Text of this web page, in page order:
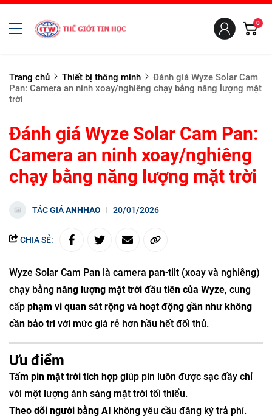
0
Trang chủ Thiết bị thông minh
Đánh giá Wyze Solar Cam
Pan: Camera an ninh xoay/nghiêng chạy bằng năng lượng mặt
trời
Đánh giá Wyze Solar Cam Pan:
Camera an ninh xoay/nghiêng
chạy bằng năng lượng mặt trời
TÁC GIẢANHHAO 20/01/2026
CHIA SẺ:
Wyze Solar Cam Pan là camera pan-tilt (xoay và nghiêng)
chạy bằng năng lượng mặt trời đầu tiên của Wyze, cung
cấp phạm vi quan sát rộng và hoạt động gần như không
cần bảo trì với mức giá rẻ hơn hầu hết đối thủ.
Ưu điểm
Tấm pin mặt trời tích hợp giúp pin luôn được sạc đầy chỉ
với một lượng ánh sáng mặt trời tối thiểu.
Theo dõi người bằng AI không yêu cầu đăng ký trả phí.